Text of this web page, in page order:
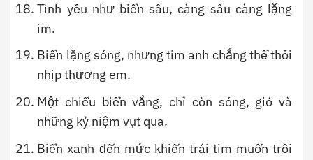
Tình yêu như biển sâu, càng sâu càng lặng
im.
Biển lặng sóng, nhưng tim anh chẳng thể thôi
nhịp thương em.
Một chiều biển vắng, chỉ còn sóng, gió và
những kỷ niệm vụt qua.
Biển xanh đến mức khiến trái tim muốn trôi